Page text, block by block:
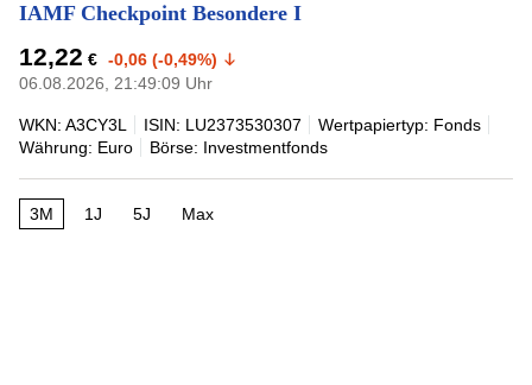
IAMF Checkpoint Besondere I
12,22 € -0,06 (-0,49%)
06.08.2026, 21:49:09 Uhr
WKN: A3CY3L ISIN: LU2373530307
Wertpapiertyp: Fonds
Währung: Euro
Börse: Investmentfonds
3M 1J 5J Max